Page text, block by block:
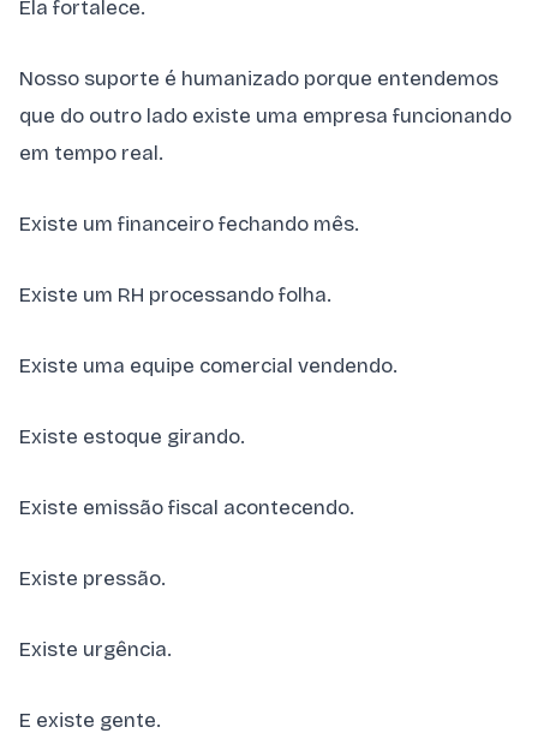
Ela fortalece.
Nosso suporte é humanizado porque entendemos
que do outro lado existe uma empresa funcionando
em tempo real.
Existe um financeiro fechando mês.
Existe um RH processando folha.
Existe uma equipe comercial vendendo.
Existe estoque girando.
Existe emissão fiscal acontecendo.
Existe pressão.
Existe urgência.
E existe gente.